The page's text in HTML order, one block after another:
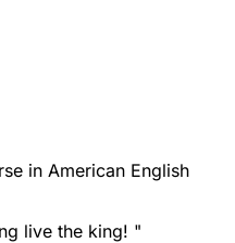
in American English
live the king! "